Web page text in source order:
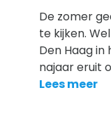
De zomer
te kijken.
Den Haag
najaar eruit
Lees meer